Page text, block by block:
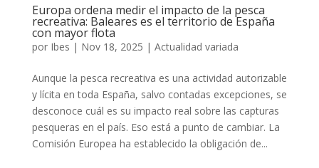
Europa ordena medir el impacto de la pesca
recreativa: Baleares es el territorio de España
con mayor flota
por Ibes | Nov 18, 2025 | Actualidad variada
Aunque la pesca recreativa es una actividad autorizable
y lícita en toda España, salvo contadas excepciones, se
desconoce cuál es su impacto real sobre las capturas
pesqueras en el país. Eso está a punto de cambiar. La
Comisión Europea ha establecido la obligación de...